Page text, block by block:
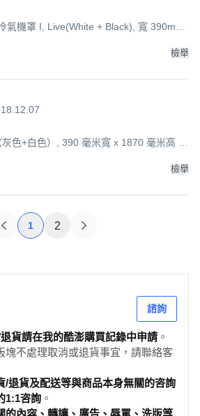
氣機罩 I, Live(White + Black), 寬 390mm
檢舉
色+白色）, 390 毫米寬 x 1870 毫米高 x
檢舉
1 2
諮詢
貨請在我的酷澎購買記錄中申請 。
塊不處理取消或退貨事宜，請聯絡客
/退貨及配送等與商品本身無關的咨詢
1:1咨詢 。
的內容、轉讓、廣告、辱罵、洗版等